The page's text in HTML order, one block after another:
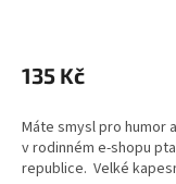
135 Kč
Máte smysl pro humor
v rodinném e-shopu
republice. Velké